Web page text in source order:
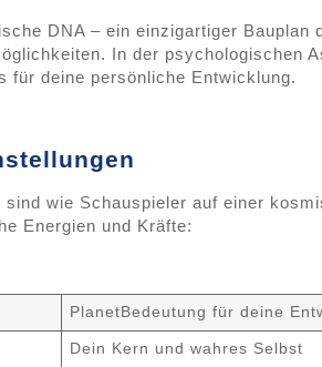
DNA – ein einzigartiger Bauplan
In der psychologischen
für deine persönliche Entwicklung.
wie Schauspieler auf einer
Energien und Kräfte:
PlanetBedeutung für deine
Dein Kern und wahres Selbst